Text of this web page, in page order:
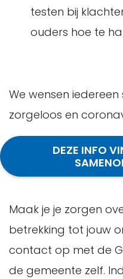
testen bij
ouders hoe te
We wensen
zorgeloos en
DEZE INFO
Maak je je zorgen
betrekking tot jouw
contact op met de
de gemeente zelf.